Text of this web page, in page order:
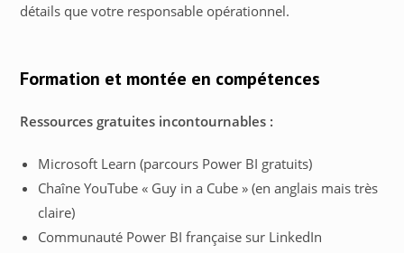
détails que votre responsable opérationnel.
Formation et montée en compétences
Ressources gratuites incontournables :
Microsoft Learn (parcours Power BI gratuits)
Chaîne YouTube « Guy in a Cube » (en anglais mais très
claire)
Communauté Power BI française sur LinkedIn